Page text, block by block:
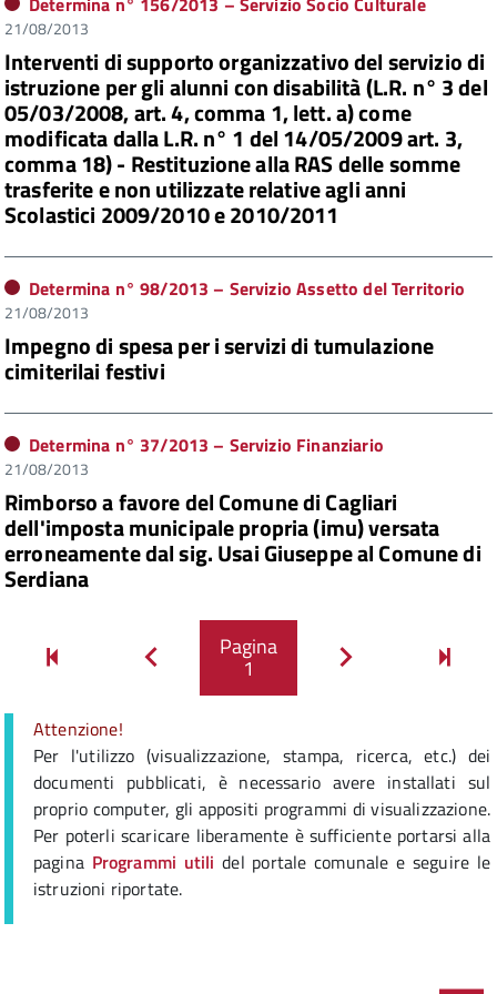
21/08/2013
Interventi di supporto organizzativo del servizio di
istruzione per gli alunni con disabilità (L.R. n° 3 del
05/03/2008, art. 4, comma 1, lett. a) come
modificata dalla L.R. n° 1 del 14/05/2009 art. 3,
comma 18) - Restituzione alla RAS delle somme
trasferite e non utilizzate relative agli anni
Scolastici 2009/2010 e 2010/2011
Determina n°98/2013 – Servizio Assetto del Territorio
21/08/2013
Impegno di spesa per i servizi di tumulazione
cimiterilai festivi
Determina n° 37/2013 – Servizio Finanziario
21/08/2013
Rimborso a favore del Comune di Cagliari
dell'imposta municipale propria (imu) versata
erroneamente dal sig. Usai Giuseppe al Comune di
Serdiana
Pagina
1
Attenzione!
Per l'utilizzo (visualizzazione, stampa, ricerca, etc.) dei
documenti pubblicati, è necessario avere installati sul
proprio computer, gli appositi programmi di visualizzazione.
Per poterli scaricare liberamente è sufficiente portarsi alla
pagina Programmi utili del portale comunale e seguire le
istruzioni riportate.